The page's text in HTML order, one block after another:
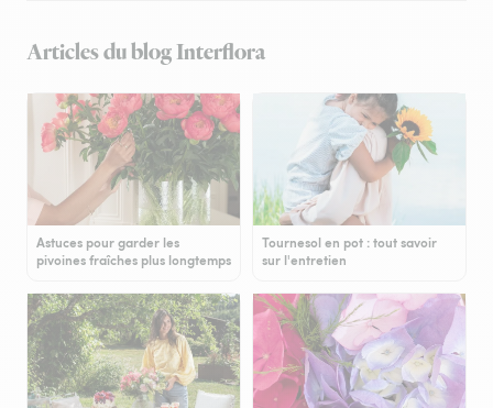
Articles du blog Interflora
Astuces pour garder les
pivoines fraîches plus longtemps
Tournesol en pot : tout savoir
sur l'entretien